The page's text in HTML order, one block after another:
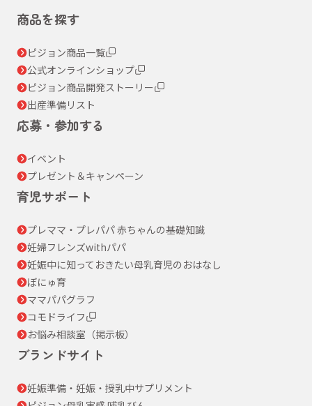
商品を探す
ピジョン商品一覧
公式オンラインショップ
ピジョン商品開発ストーリー
出産準備リスト
応募・参加する
イベント
プレゼント＆キャンペーン
育児サポート
プレママ・プレパパ 赤ちゃんの基礎知識
妊婦フレンズwithパパ
妊娠中に知っておきたい母乳育児のおはなし
ぼにゅ育
ママパパグラフ
コモドライフ
お悩み相談室（掲示板）
ブランドサイト
妊娠準備・妊娠・授乳中サプリメント